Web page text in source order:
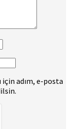
için adım, e-posta